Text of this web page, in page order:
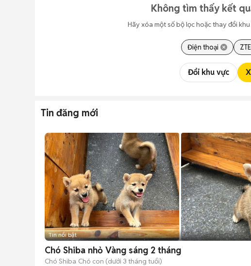
Không tìm thấy kết
Hãy xóa một số bộ lọc hoặc thay đổi
Điện thoại ZTE
Đổi khu vực
Tin đăng mới
Tin nổi bật
Chó Shiba nhỏ Vàng sáng 2 tháng
Chó Shiba Chó con (dưới 3 tháng tuổi)